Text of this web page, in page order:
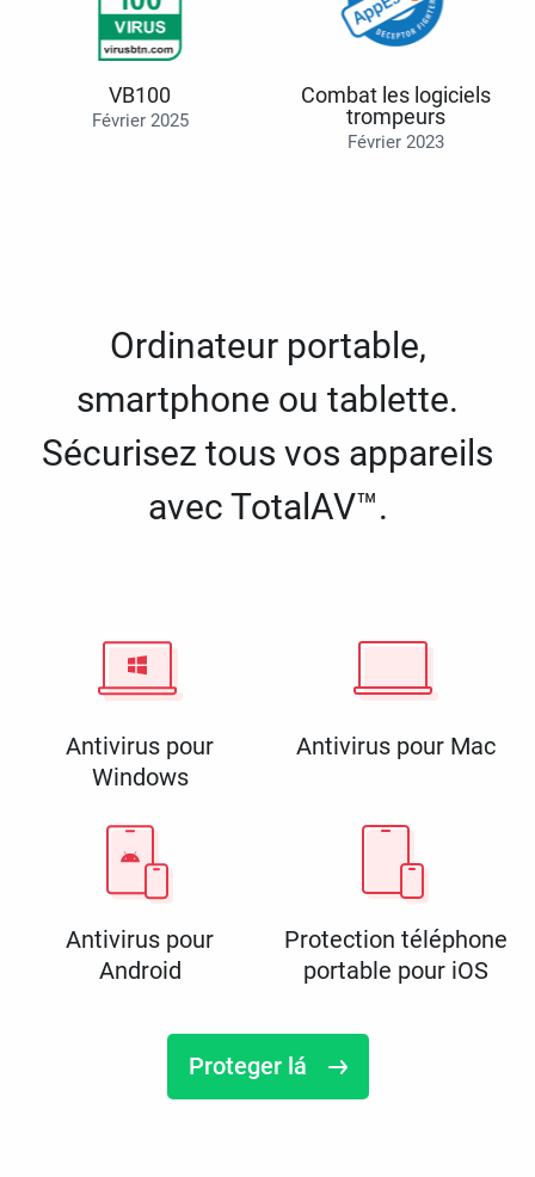
VB100
Février 2025
Combat les logiciels
trompeurs
Février 2023
Ordinateur portable,
smartphone ou tablette.
Sécurisez tous vos appareils
avec TotalAV™.
Antivirus pour
Windows
Antivirus pour Mac
Antivirus pour
Android
Protection téléphone
portable pour iOS
Proteger lá